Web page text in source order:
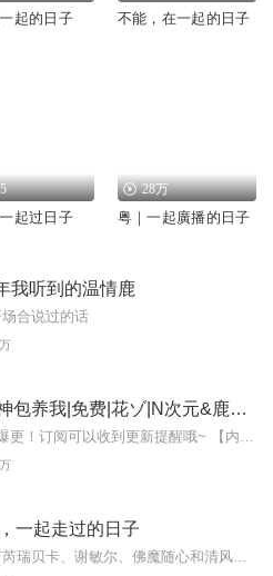
起的日子 不能，在一起的日子
起过日子
28万
粤｜一起廣播的日子
我听到的温情鹿
合说过的话
EXO之鹿晗萌神包养我|免费|花ゾ|N次元&鹿晗&落小小&吴世勋&吴亦凡&浅晞&朴雪儿
一起走过的日子